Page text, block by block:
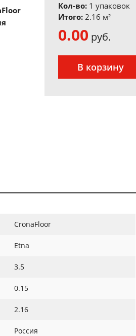
Кол-во: 1 упаковок
Итого: 2.16 м²
0.00 руб.
В корзину
CronaFloor
Etna
3.5
0.15
2.16
Россия